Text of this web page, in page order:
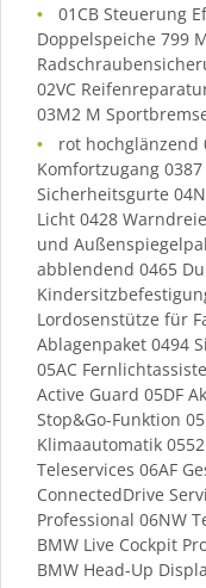
01CB Steuerung
Doppelspeiche 799
02VC
03M2 M
rot hochglänzend
Komfortzugang
Sicherheitsgurte
Licht 0428
und
abblendend 0465
Lordosenstütze für
Ablagenpaket 0494
05AC
Active Guard 05DF
Stop&Go-Funktion
Klimaautomatik
Teleservices 06AF
ConnectedDrive
Professional 06NW
BMW Live Cockpit
BMW Head-Up